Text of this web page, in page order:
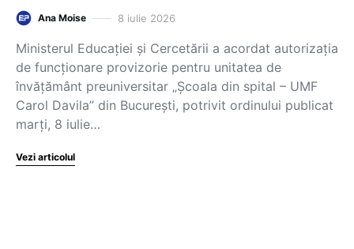
Ana Moise 8 iulie 2026
Ministerul Educației și Cercetării a acordat autorizația
de funcționare provizorie pentru unitatea de
învățământ preuniversitar „Școala din spital – UMF
Carol Davila” din București, potrivit ordinului publicat
marți, 8 iulie…
Vezi articolul